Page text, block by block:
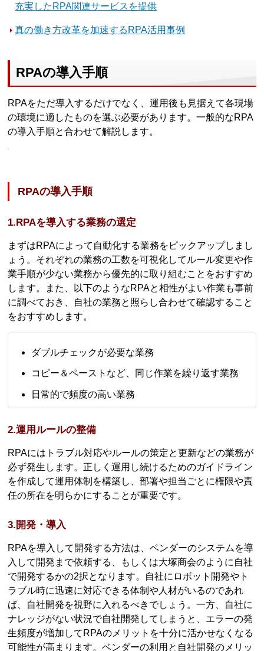
充実したRPA関連サービスを提供
真の働き方改革を加速するRPA活用事例
RPAの導入手順
RPAをただ導入するだけでなく、運用後も見据えて各現場
の環境に適したものを選ぶ必要があります。一般的なRPA
の導入手順と合わせて解説します。
RPAの導入手順
1.RPAを導入する業務の選定
まずはRPAによって自動化する業務をピックアップしまし
ょう。それぞれの業務の工数を可視化してルール変更や作
業手順が少ない業務から優先的に取り組むことをおすすめ
します。また、以下のようなRPAと相性がよい作業も事前
に調べておき、自社の業務と照らし合わせて確認すること
をおすすめします。
ダブルチェックが必要な業務
コピー＆ペーストなど、同じ作業を繰り返す業務
日常的で頻度の高い業務
2.運用ルールの整備
RPAにはトラブル対応やルールの策定と更新などの業務が
必ず発生します。正しく運用し続けるためのガイドライン
を作成して運用体制を構築し、部署や担当ごとに権限や責
任の所在を明らかにすることが重要です。
3.開発・導入
RPAを導入して開発する方法は、ベンダーのシステムを導
入して開発まで依頼する、もしくは大塚商会のように自社
で開発するかの2択となります。自社にロボット開発やト
ラブル時に迅速に対応できる体制や人材がいるのであれ
ば、自社開発を視野に入れるべきでしょう。一方、自社に
ナレッジがない状況で自社開発してしまうと、エラーの発
生頻度が増加してRPAのメリットを十分に活かせなくなる
可能性が高まります。ベンダーの利用と自社開発のメリッ